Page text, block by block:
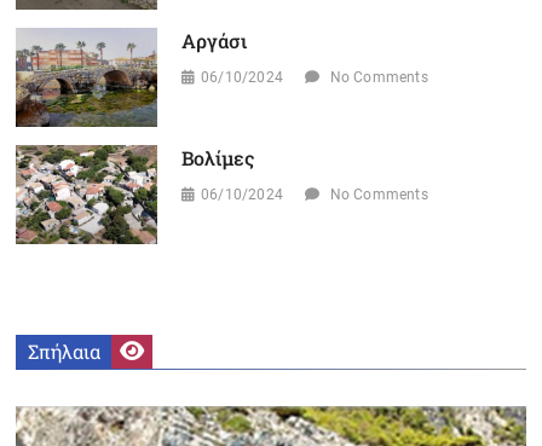
Αργάσι
06/10/2024 No Comments
Βολίμες
06/10/2024 No Comments
Σπήλαια